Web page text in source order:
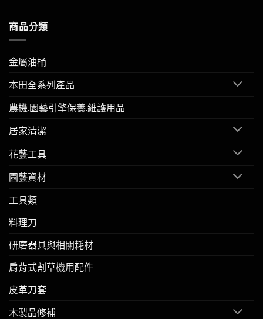
商品分類
金屬油桶
本田全系列產品
農機.園藝引擎保養.維護用品
居家清潔
花藝工具
園藝資材
工具類
料理刀
研磨器具與相關耗材
肩背式割草機用配件
皮革刀套
木製品修補